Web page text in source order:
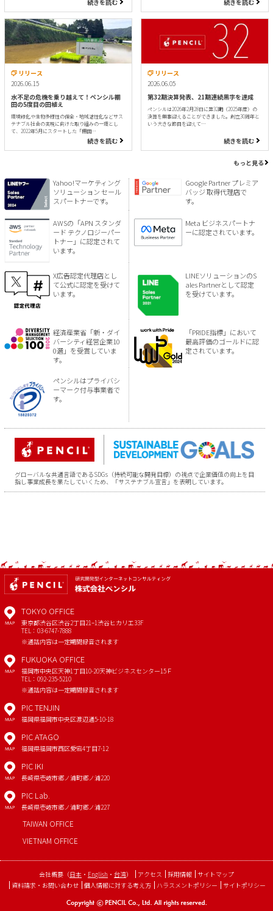
続きを読む 続きを読む
リリース
2026.06.15
水不足の危機を乗り越えて！ペンシル棚
田の5度目の田植え
環境緑化や生物多様性の保全・地域活性化などサス
テナブル社会の実現に向けた取り組みの一環とし
て、2022年5月にスタートした「棚田…
続きを読む
リリース
2026.06.05
第32期決算発表、21期連続黒字を達成
ペンシルは2026年2月28日に第32期（2025年度）の
決算を無事迎えることができました。創立30周年と
いう大きな節目を迎えて…
続きを読む
もっと見る
Yahoo!マーケティング
ソリューション セール
スパートナーです。
Google Partner プレミア
バッジ 取得代理店で
す。
AWSの「APN スタンダ
ード テクノロジーパー
トナー」に認定されて
います。
Meta ビジネスパートナ
ーに認定されています。
X広告認定代理店とし
て公式に認定を受けて
います。
LINEソリューションのS
ales Partnerとして認定
を受けています。
経済産業省「新・ダイ
バーシティ経営企業10
0選」を受賞していま
す。
「PRIDE指標」において
最高評価のゴールドに認
定されています。
ペンシルはプライバシ
ーマーク付与事業者で
す。
グローバルな共通言語であるSDGs（持続可能な開発目標）の視点で企業価値の向上を目
指し事業成長を果たしていくため、「サステナブル宣言」を表明しています。
MAP
TOKYO OFFICE
東京都渋谷区渋谷2丁目21−1渋谷ヒカリエ33F
TEL：03-6747-7888
※通話内容は一定期間録音されます
MAP
FUKUOKA OFFICE
福岡市中央区天神1丁目10-20天神ビジネスセンター15Ｆ
TEL：092-235-5210
※通話内容は一定期間録音されます
MAP
PIC TENJIN
福岡県福岡市中央区渡辺通5-10-18
MAP
PIC ATAGO
福岡県福岡市西区愛宕4丁目7-12
MAP
PIC IKI
長崎県壱岐市郷ノ浦町郷ノ浦220
MAP
PIC Lab.
長崎県壱岐市郷ノ浦町郷ノ浦227
TAIWAN OFFICE
VIETNAM OFFICE
会社概要 （日本 ・ English ・ 台湾） アクセス 採用情報 サイトマップ
資料請求・お問い合わせ 個人情報に対する考え方 ハラスメントポリシー サイトポリシー